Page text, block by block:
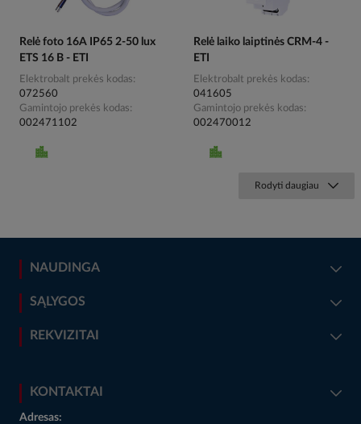
Relė foto 16A IP65 2-50 lux
ETS 16 B - ETI
Elektrobalt prekės kodas
072560
Gamintojo prekės kodas
002471102
Relė laiko laiptinės CRM-4 -
ETI
Elektrobalt prekės kodas
041605
Gamintojo prekės kodas
002470012
Rodyti daugiau
NAUDINGA
SĄLYGOS
REKVIZITAI
KONTAKTAI
Adresas: